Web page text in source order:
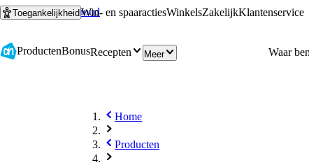
Ga naar hoofdinhoud
Ga naar zoeken
ToegankelijkheidWin- en spaaractiesWinkelsZakelijkKlantenservice
ProductenBonusRecepten Meer
Home
Producten